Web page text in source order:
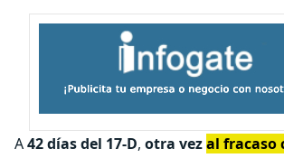
A42 días del 17-D, otra vezal fracaso